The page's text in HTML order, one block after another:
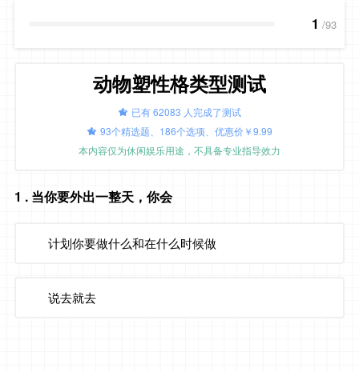
1/93
动物塑性格类型测试
已有 62083 人完成了测试
93个精选题、186个选项、优惠价￥9.99
本内容仅为休闲娱乐用途，不具备专业指导效力
1 . 当你要外出一整天，你会
计划你要做什么和在什么时候做
说去就去